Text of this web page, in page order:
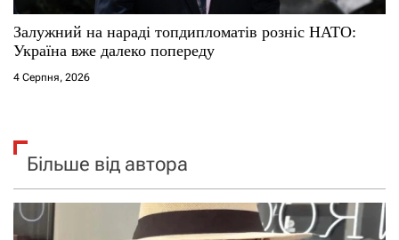
Залужний на нараді топдипломатів розніс НАТО:
Україна вже далеко попереду
4 Серпня, 2026
Більше від автора